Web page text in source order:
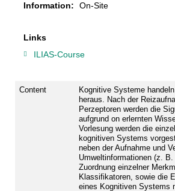
Information:
On-Site
Links
ILIAS-Course
Content
Kognitive Systeme
heraus. Nach der
Perzeptoren werden die
aufgrund on erlernten
Vorlesung werden die
kognitiven Systems
neben der Aufnahme und
Umweltinformationen (z.
Zuordnung einzelner
Klassifikatoren, sowie die
eines Kognitiven Systems